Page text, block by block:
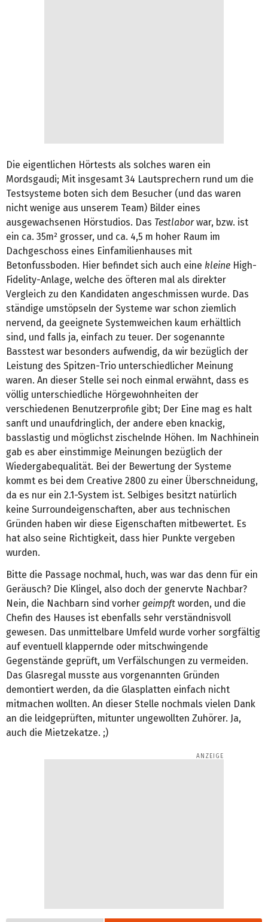
Die eigentlichen Hörtests als solches waren ein
Mordsgaudi; Mit insgesamt 34 Lautsprechern rund um die
Testsysteme boten sich dem Besucher (und das waren
nicht wenige aus unserem Team) Bilder eines
ausgewachsenen Hörstudios. Das Testlaborwar, bzw. ist
ein ca. 35m² grosser, und ca. 4,5 m hoher Raum im
Dachgeschoss eines Einfamilienhauses mit
Betonfussboden. Hier befindet sich auch eine kleine High-
Fidelity-Anlage, welche des öfteren mal als direkter
Vergleich zu den Kandidaten angeschmissen wurde. Das
ständige umstöpseln der Systeme war schon ziemlich
nervend, da geeignete Systemweichen kaum erhältlich
sind, und falls ja, einfach zu teuer. Der sogenannte
Basstest war besonders aufwendig, da wir bezüglich der
Leistung des Spitzen-Trio unterschiedlicher Meinung
waren. An dieser Stelle sei noch einmal erwähnt, dass es
völlig unterschiedliche Hörgewohnheiten der
verschiedenen Benutzerprofile gibt; Der Eine mag es halt
sanft und unaufdringlich, der andere eben knackig,
basslastig und möglichst zischelnde Höhen. Im Nachhinein
gab es aber einstimmige Meinungen bezüglich der
Wiedergabequalität. Bei der Bewertung der Systeme
kommt es bei dem Creative 2800 zu einer Überschneidung,
da es nur ein 2.1-System ist. Selbiges besitzt natürlich
keine Surroundeigenschaften, aber aus technischen
Gründen haben wir diese Eigenschaften mitbewertet. Es
hat also seine Richtigkeit, dass hier Punkte vergeben
wurden.
Bitte die Passage nochmal, huch, was war das denn für ein
Geräusch? Die Klingel, also doch der genervte Nachbar?
Nein, die Nachbarn sind vorher geimpft worden, und die
Chefin des Hauses ist ebenfalls sehr verständnisvoll
gewesen. Das unmittelbare Umfeld wurde vorher sorgfältig
auf eventuell klappernde oder mitschwingende
Gegenstände geprüft, um Verfälschungen zu vermeiden.
Das Glasregal musste aus vorgenannten Gründen
demontiert werden, da die Glasplatten einfach nicht
mitmachen wollten. An dieser Stelle nochmals vielen Dank
an die leidgeprüften, mitunter ungewollten Zuhörer. Ja,
auch die Mietzekatze. ;)